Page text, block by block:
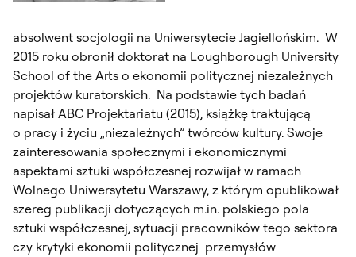
absolwent socjologii na Uniwersytecie Jagiellońskim. W
2015 roku obronił doktorat na Loughborough University
School of the Arts o ekonomii politycznej niezależnych
projektów kuratorskich. Na podstawie tych badań
napisał ABC Projektariatu (2015), książkę traktującą
o pracy i życiu „niezależnych” twórców kultury. Swoje
zainteresowania społecznymi i ekonomicznymi
aspektami sztuki współczesnej rozwijał w ramach
Wolnego Uniwersytetu Warszawy, z którym opublikował
szereg publikacji dotyczących m.in. polskiego pola
sztuki współczesnej, sytuacji pracowników tego sektora
czy krytyki ekonomii politycznej przemysłów